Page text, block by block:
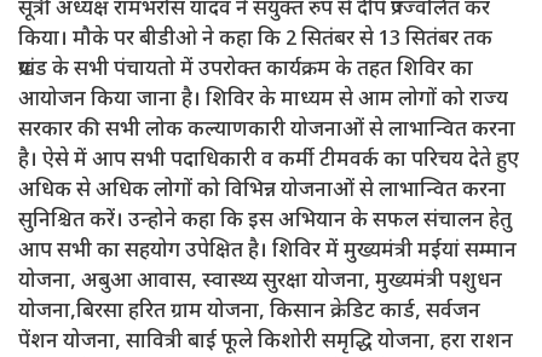
सूत्री अध्यक्ष रामभरोस यादव ने संयुक्त रुप से दीप प्रज्ज्वलित कर
किया। मौके पर बीडीओ ने कहा कि 2 सितंबर से 13 सितंबर तक
प्रखंड के सभी पंचायतो में उपरोक्त कार्यक्रम के तहत शिविर का
आयोजन किया जाना है। शिविर के माध्यम से आम लोगों को राज्य
सरकार की सभी लोक कल्याणकारी योजनाओं से लाभान्वित करना
है। ऐसे में आप सभी पदाधिकारी व कर्मी टीमवर्क का परिचय देते हुए
अधिक से अधिक लोगों को विभिन्न योजनाओं से लाभान्वित करना
सुनिश्चित करें। उन्होने कहा कि इस अभियान के सफल संचालन हेतु
आप सभी का सहयोग उपेक्षित है। शिविर में मुख्यमंत्री मईयां सम्मान
योजना, अबुआ आवास, स्वास्थ्य सुरक्षा योजना, मुख्यमंत्री पशुधन
योजना,बिरसा हरित ग्राम योजना, किसान क्रेडिट कार्ड, सर्वजन
पेंशन योजना, सावित्री बाई फूले किशोरी समृद्धि योजना, हरा राशन